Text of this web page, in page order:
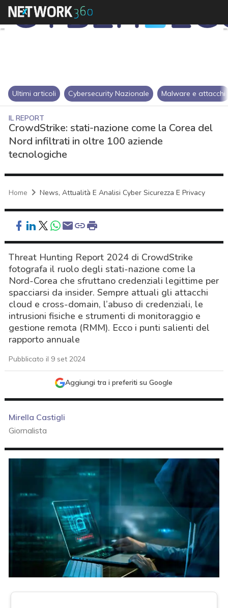
Ultimi articoli Cybersecurity Nazionale Malware e attacchi
IL REPORT
CrowdStrike: stati-nazione come la Corea del
Nord infiltrati in oltre 100 aziende
tecnologiche
Home News, Attualità E Analisi Cyber Sicurezza E Privacy
Threat Hunting Report 2024 di CrowdStrike
fotografa il ruolo degli stati-nazione come la
Nord-Corea che sfruttano credenziali legittime per
spacciarsi da insider. Sempre attuali gli attacchi
cloud e cross-domain, l’abuso di credenziali, le
intrusioni fisiche e strumenti di monitoraggio e
gestione remota (RMM). Ecco i punti salienti del
rapporto annuale
Pubblicato il 9 set 2024
Aggiungi tra i preferiti su Google
Mirella Castigli
Giornalista